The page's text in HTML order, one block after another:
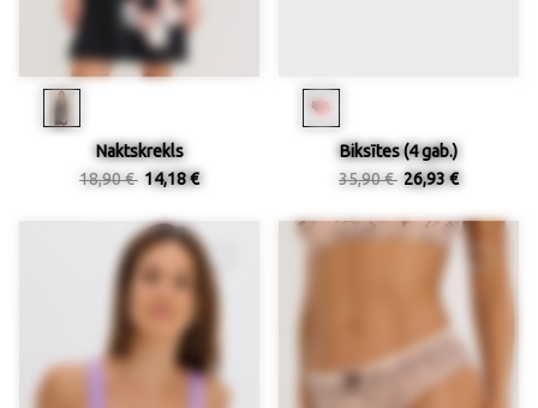
Naktskrekls
18,90 € 14,18 €
Biksītes (4 gab.)
35,90 € 26,93 €